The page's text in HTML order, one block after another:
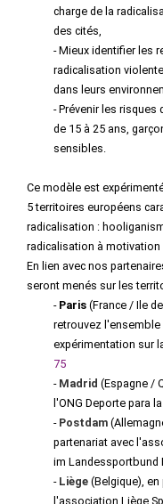
charge de la
des cités,
- Mieux identifier les
radicalisation
dans leurs
- Prévenir les risques
de 15 à 25 ans,
sensibles.
Ce modèle est
5 territoires européens
radicalisation :
radicalisation à
En lien avec nos
seront menés sur les
- Paris (France / Ile
retrouvez
expérimentation sur
75
- Madrid (Espagne /
l'ONG Deporte para
- Postdam
partenariat avec
im Landessportbund
- Liège (Belgique), en
l'association Liège